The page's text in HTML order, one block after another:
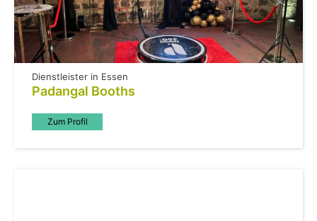
Dienstleister in Essen
Padangal Booths
Zum Profil